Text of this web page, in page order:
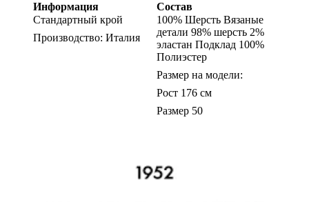
Информация
Стандартный крой
Производство: Италия
Состав
100% Шерсть Вязаные
детали 98% шерсть 2%
эластан Подклад 100%
Полиэстер
Размер на модели:
Рост 176 см
Размер 50